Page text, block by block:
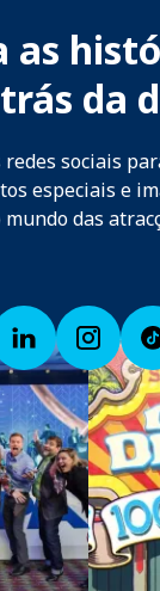
as
da
redes sociais
especiais e
mundo das